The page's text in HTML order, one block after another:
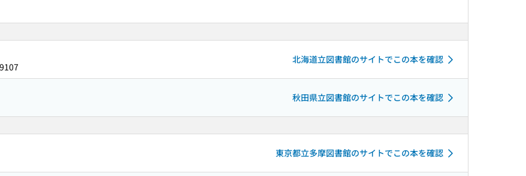
北海道立図書館のサイトでこの本を確認
秋田県立図書館のサイトでこの本を確認
東京都立多摩図書館のサイトでこの本を確認